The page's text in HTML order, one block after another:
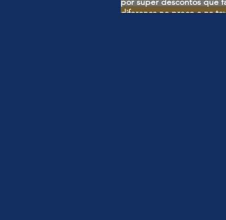
diferença no preço e na